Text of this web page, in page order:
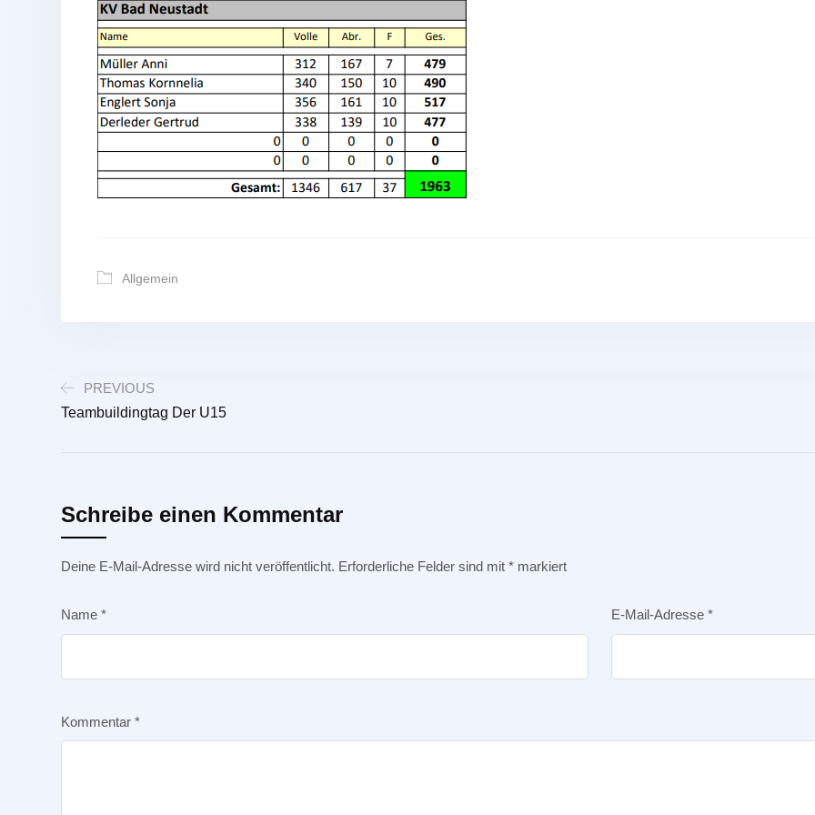
Allgemein
PREVIOUS
Teambuildingtag Der U15
Schreibe einen Kommentar
Deine E-Mail-Adresse wird nicht veröffentlicht. Erforderliche Felder sind mit * markiert
Name * E-Mail-Adresse *
Kommentar *